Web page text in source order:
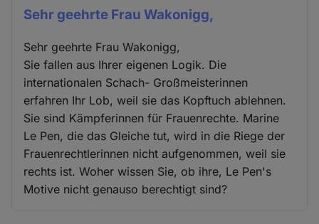
Sehr geehrte Frau Wakonigg,
Sehr geehrte Frau Wakonigg,
Sie fallen aus Ihrer eigenen Logik. Die
internationalen Schach- Großmeisterinnen
erfahren Ihr Lob, weil sie das Kopftuch ablehnen.
Sie sind Kämpferinnen für Frauenrechte. Marine
Le Pen, die das Gleiche tut, wird in die Riege der
Frauenrechtlerinnen nicht aufgenommen, weil sie
rechts ist. Woher wissen Sie, ob ihre, Le Pen's
Motive nicht genauso berechtigt sind?